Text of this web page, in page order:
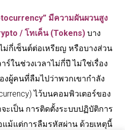
ดีที่สูญเสียการเข้าถึงสกุลเงิน
ของคุณไม่ว่าจะเป็นผลมาจาก
เป๋าเงินโดยไม่ได้ตั้งใจ ให้ติดต่อ
ที่พวกเราจะสามารถช่วยคุณ